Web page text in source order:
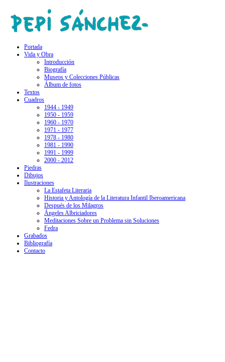
Portada
Vida y Obra
Introducción
Biografía
Museos y Colecciones Públicas
Álbum de fotos
Textos
Cuadros
1944 - 1949
1950 - 1959
1960 - 1970
1971 - 1977
1978 - 1980
1981 - 1990
1991 - 1999
2000 - 2012
Piedras
Dibujos
Ilustraciones
La Estafeta Literaria
Historia y Antología de la Literatura Infantil Iberoamericana
Después de los Milagros
Ángeles Albriciadores
Meditaciones Sobre un Problema sin Soluciones
Fedra
Grabados
Bibliografía
Contacto